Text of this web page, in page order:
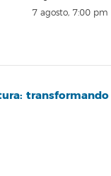
7 agosto, 7:00 pm
transformando